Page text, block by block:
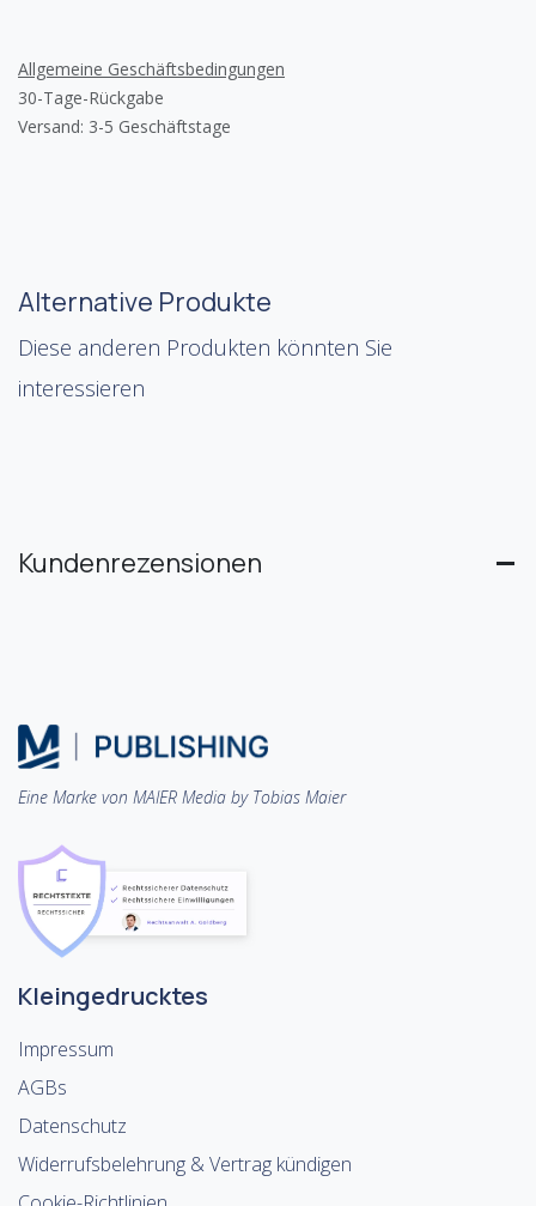
Allgemeine Geschäftsbedingungen
30-Tage-Rückgabe
Versand: 3-5 Geschäftstage
Alternative Produkte
Diese anderen Produkten könnten Sie
interessieren
Kundenrezensionen
Eine Marke von MAIER Media by Tobias Maier
Kleingedrucktes
Impressum
AGBs
Datenschutz
Widerrufsbelehrung & Vertrag kündigen